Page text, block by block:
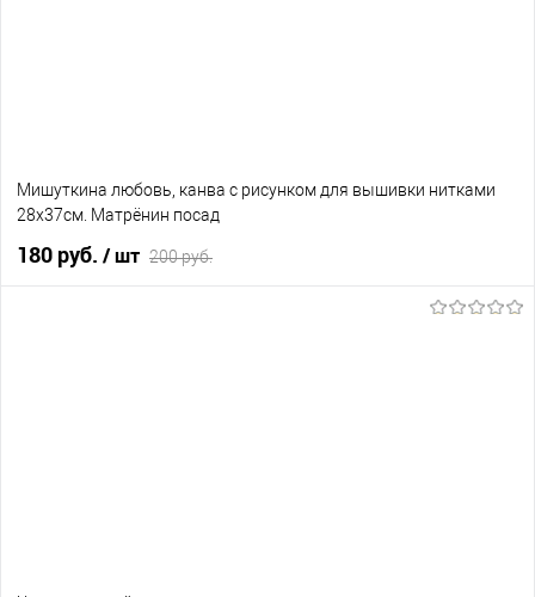
Мишуткина любовь, канва с рисунком для вышивки нитками
28х37см. Матрёнин посад
180 руб. / шт 200 руб.